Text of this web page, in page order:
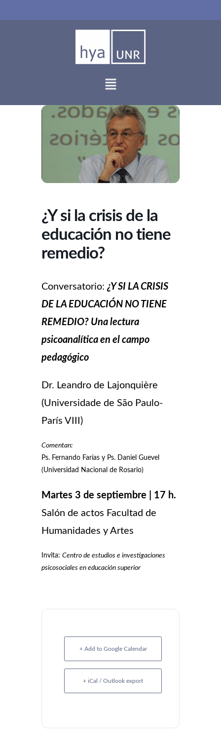
¿Y si la crisis de la
educación no tiene
remedio?
Conversatorio: ¿Y SI LA CRISIS
DE LA EDUCACIÓN NO TIENE
REMEDIO? Una lectura
psicoanalítica en el campo
pedagógico
Dr. Leandro de Lajonquière
(Universidade de São Paulo-
París VIII)
Comentan:
Ps. Fernando Farías y Ps. Daniel Guevel
(Universidad Nacional de Rosario)
Martes 3 de septiembre | 17 h.
Salón de actos Facultad de
Humanidades y Artes
Invita: Centro de estudios e investigaciones
psicosociales en educación superior
+ Add to Google Calendar
+ iCal / Outlook export